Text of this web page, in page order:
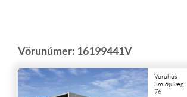
Vörunúmer: 16199441V
Vöruhús
Smiðjuvegi
76